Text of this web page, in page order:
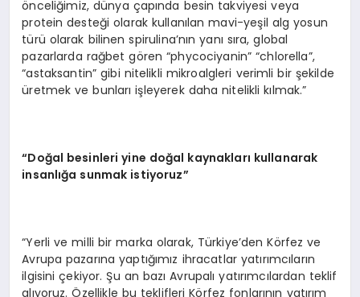
önceliğimiz, dünya çapında besin takviyesi veya
protein desteği olarak kullanılan mavi-yeşil alg yosun
türü olarak bilinen spirulina’nın yanı sıra, global
pazarlarda rağbet gören “phycociyanin” “chlorella”,
“astaksantin” gibi nitelikli mikroalgleri verimli bir şekilde
üretmek ve bunları işleyerek daha nitelikli kılmak.”
“Doğal besinleri yine doğal kaynakları kullanarak
insanlığa sunmak istiyoruz”
“Yerli ve milli bir marka olarak, Türkiye’den Körfez ve
Avrupa pazarına yaptığımız ihracatlar yatırımcıların
ilgisini çekiyor. Şu an bazı Avrupalı yatırımcılardan teklif
alıyoruz. Özellikle bu teklifleri Körfez fonlarının yatırım